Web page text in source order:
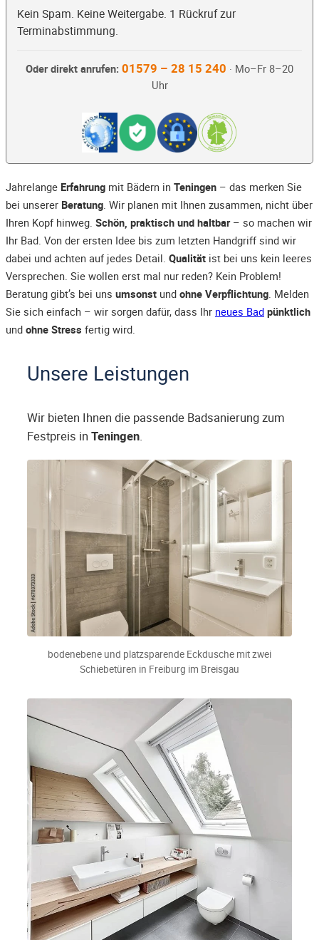
Kein Spam. Keine Weitergabe. 1 Rückruf zur
Terminabstimmung.
Oder direkt anrufen: 01579 – 28 15 240 · Mo–Fr 8–20
Uhr
Jahrelange Erfahrung mit Bädern in Teningen – das merken Sie
bei unserer Beratung. Wir planen mit Ihnen zusammen, nicht über
Ihren Kopf hinweg. Schön, praktisch und haltbar– so machen wir
Ihr Bad. Von der ersten Idee bis zum letzten Handgriff sind wir
dabei und achten auf jedes Detail. Qualität ist bei uns kein leeres
Versprechen. Sie wollen erst mal nur reden? Kein Problem!
Beratung gibt’s bei uns umsonst und ohne Verpflichtung. Melden
Sie sich einfach – wir sorgen dafür, dass Ihr neues Bad pünktlich
und ohne Stress fertig wird.
Unsere Leistungen
Wir bieten Ihnen die passende Badsanierung zum
Festpreis in Teningen.
bodenebene und platzsparende Eckdusche mit zwei
Schiebetüren in Freiburg im Breisgau